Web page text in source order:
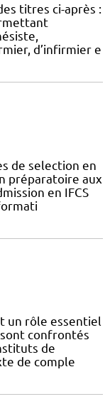
titres ci-après :
d’infirmier e
de selection en
préparatoire aux
en IFCS
un rôle essentiel
confrontés
de
de comple